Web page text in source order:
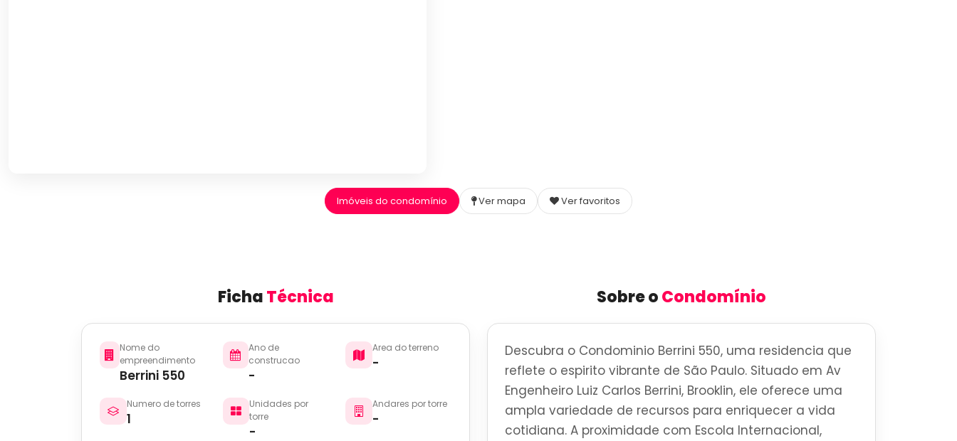
Imóveis do condomínio Ver mapa Ver favoritos
FichaTécnica
Nome do
empreendimento
Berrini 550
Ano de
construcao
-
Area do terreno
-
Numero de torres
1
Unidades por
torre
-
Andares por torre
-
Sobre oCondomínio
Descubra o Condominio Berrini 550, uma residencia que
reflete o espirito vibrante de São Paulo. Situado em Av
Engenheiro Luiz Carlos Berrini, Brooklin, ele oferece uma
ampla variedade de recursos para enriquecer a vida
cotidiana. A proximidade com Escola Internacional,